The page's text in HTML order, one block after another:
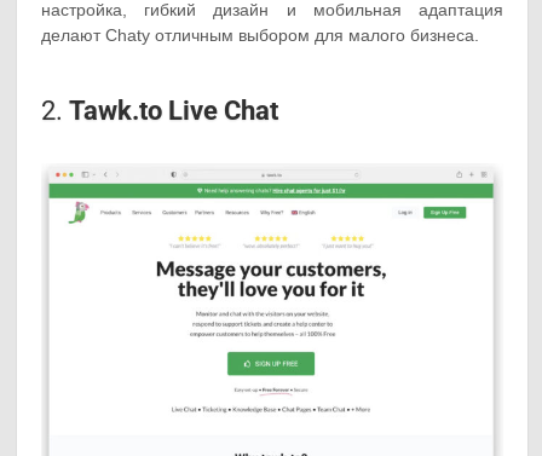
настройка, гибкий дизайн и мобильная адаптация
делают Chaty отличным выбором для малого бизнеса.
2.Tawk.to Live Chat